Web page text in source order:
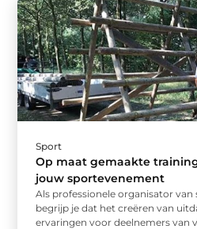
Sport
Op maat gemaakte
jouw sportevenement
Als professionele organisator
begrijp je dat het creëren van
ervaringen voor deelnemers van